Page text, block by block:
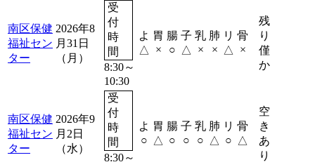
南区保健
福祉セン
ター
2026年8
月31日
（月）
受
付
時
間
8:30～
10:30
よ
△
胃
×
腸
○
子
△
乳
×
肺
×
リ
△
骨
×
残
り
僅
か
南区保健
福祉セン
ター
2026年9
月2日
（水）
受
付
時
間
8:30～
よ
○
胃
△
腸
○
子
○
乳
○
肺
△
リ
○
骨
△
空
き
あ
り